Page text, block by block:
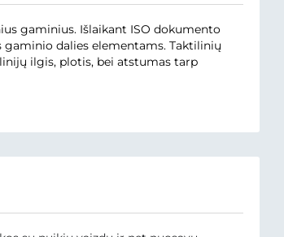
gaminius. Išlaikant ISO dokumento
dalies elementams. Taktilinių
ilgis, plotis, bei atstumas tarp